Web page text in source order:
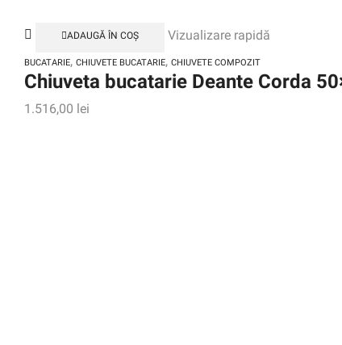
ADAUGĂ ÎN COȘ Vizualizare rapidă
BUCATARIE, CHIUVETE BUCATARIE, CHIUVETE COMPOZIT
Chiuveta bucatarie Deante Corda
1.516,00 lei